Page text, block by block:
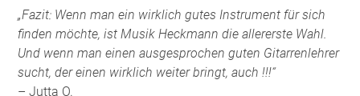
„Fazit: Wenn man ein wirklich gutes Instrument für sich
finden möchte, ist Musik Heckmann die allererste Wahl.
Und wenn man einen ausgesprochen guten Gitarrenlehrer
sucht, der einen wirklich weiter bringt, auch !!!“
– Jutta O.